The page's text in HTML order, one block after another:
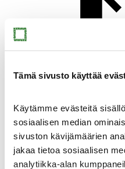
Tämä sivusto käyttää
Käytämme evästeitä
sosiaalisen median
sivuston kävijämäärien
jakaa tietoa sosiaalisen
analytiikka-alan